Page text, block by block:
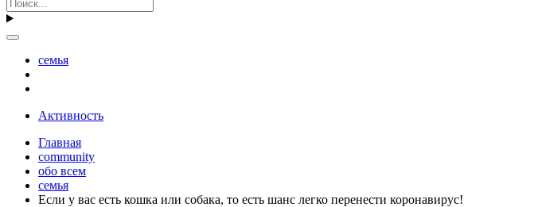
семья
Активность
Главная
community
обо всем
семья
Если у вас есть кошка или собака, то есть шанс легко перенести коронавирус!